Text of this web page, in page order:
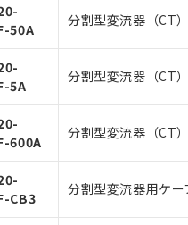
50A
分割型変流器（CT
5A
分割型変流器（CT
600A
分割型変流器（CT
CB3
分割型変流器用ケ
記
号
○
△ 一定数には満たないが
ことをご了承ください。
タに基づき作成されるもの
了承ください。
ムロン制御機器販売店・当